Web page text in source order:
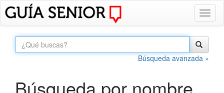
Búsqueda avanzada »
Búsqueda por nombre